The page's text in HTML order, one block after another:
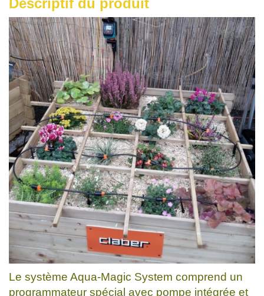
Le système Aqua-Magic System comprend un
programmateur spécial avec pompe intégrée et